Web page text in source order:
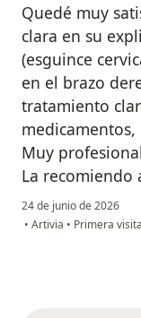
Quedé muy
clara en su
(esguince
en el brazo
tratamiento
Muy
La recomiendo
24 de junio de 2026
• Artivia • Primera